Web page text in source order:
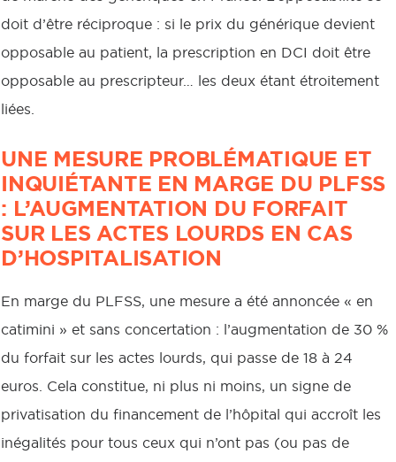
doit d’être réciproque : si le prix du générique devient
opposable au patient, la prescription en DCI doit être
opposable au prescripteur… les deux étant étroitement
liées.
UNE MESURE PROBLÉMATIQUE ET
INQUIÉTANTE EN MARGE DU PLFSS
: L’AUGMENTATION DU FORFAIT
SUR LES ACTES LOURDS EN CAS
D’HOSPITALISATION
En marge du PLFSS, une mesure a été annoncée « en
catimini » et sans concertation : l’augmentation de 30 %
du forfait sur les actes lourds, qui passe de 18 à 24
euros. Cela constitue, ni plus ni moins, un signe de
privatisation du financement de l’hôpital qui accroît les
inégalités pour tous ceux qui n’ont pas (ou pas de